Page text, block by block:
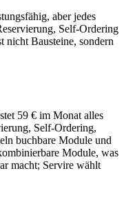
aber jedes
Self-Ordering
nicht Bausteine, sondern
59 € im Monat alles
Self-Ordering,
buchbare Module und
Module, was
macht; Servire wählt